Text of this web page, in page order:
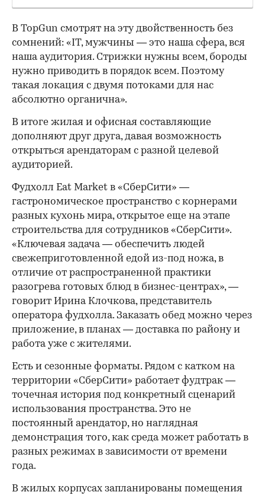
В TopGun смотрят на эту двойственность без
сомнений: «IT, мужчины — это наша сфера, вся
наша аудитория. Стрижки нужны всем, бороды
нужно приводить в порядок всем. Поэтому
такая локация с двумя потоками для нас
абсолютно органична».
В итоге жилая и офисная составляющие
дополняют друг друга, давая возможность
открыться арендаторам с разной целевой
аудиторией.
Фудхолл Eat Market в «СберСити» —
гастрономическое пространство с корнерами
разных кухонь мира, открытое еще на этапе
строительства для сотрудников «СберСити».
«Ключевая задача — обеспечить людей
свежеприготовленной едой из-под ножа, в
отличие от распространенной практики
разогрева готовых блюд в бизнес-центрах», —
говорит Ирина Клочкова, представитель
оператора фудхолла. Заказать обед можно через
приложение, в планах — доставка по району и
работа уже с жителями.
Есть и сезонные форматы. Рядом с катком на
территории «СберСити» работает фудтрак —
точечная история под конкретный сценарий
использования пространства. Это не
постоянный арендатор, но наглядная
демонстрация того, как среда может работать в
разных режимах в зависимости от времени
года.
В жилых корпусах запланированы помещения